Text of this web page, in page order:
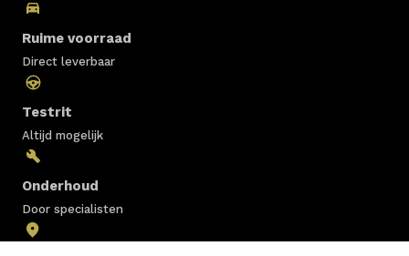
Ruime voorraad
Direct leverbaar
Testrit
Altijd mogelijk
Onderhoud
Door specialisten